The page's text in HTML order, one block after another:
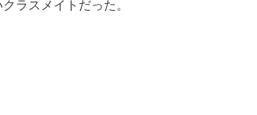
ラスメイトだった。